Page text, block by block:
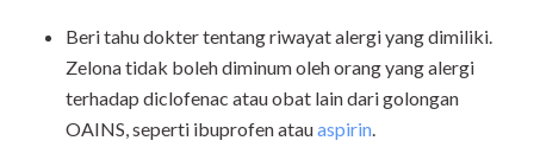
Beri tahu dokter tentang riwayat alergi yang dimiliki.
Zelona tidak boleh diminum oleh orang yang alergi
terhadap diclofenac atau obat lain dari golongan
OAINS, seperti ibuprofen atauaspirin.